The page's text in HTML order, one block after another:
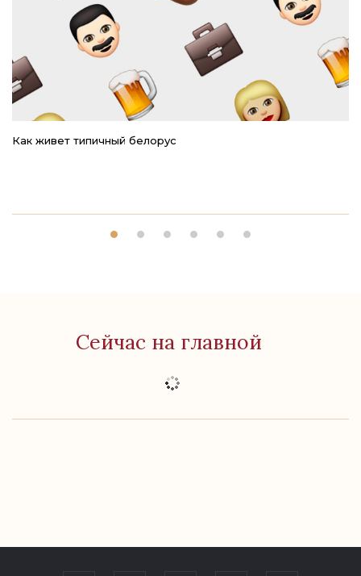
Как живет типичный белорус
Сейчас на главной